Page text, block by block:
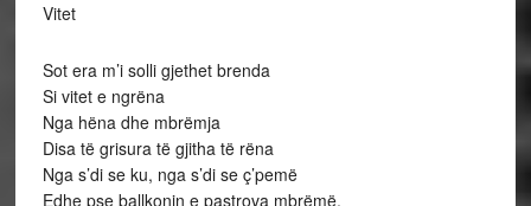
Vitet
Sot era m’i solli gjethet brenda
Si vitet e ngrëna
Nga hëna dhe mbrëmja
Disa të grisura të gjitha të rëna
Nga s’di se ku, nga s’di se ç’pemë
Edhe pse ballkonin e pastrova mbrëmë,